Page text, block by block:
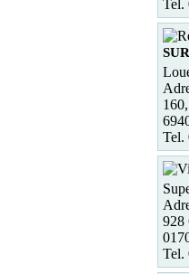
Tel.
Tel.
928
Tel.